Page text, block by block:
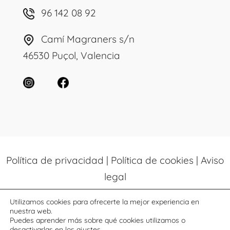
96 142 08 92
Camí Magraners s/n
46530 Puçol, Valencia
Política de privacidad | Política de cookies | Aviso
legal
© 2026 Colegio Alfinach. Todos los
derechos reservados. Diseñado por
Utilizamos cookies para ofrecerte la mejor experiencia en
nuestra web.
Puedes aprender más sobre qué cookies utilizamos o